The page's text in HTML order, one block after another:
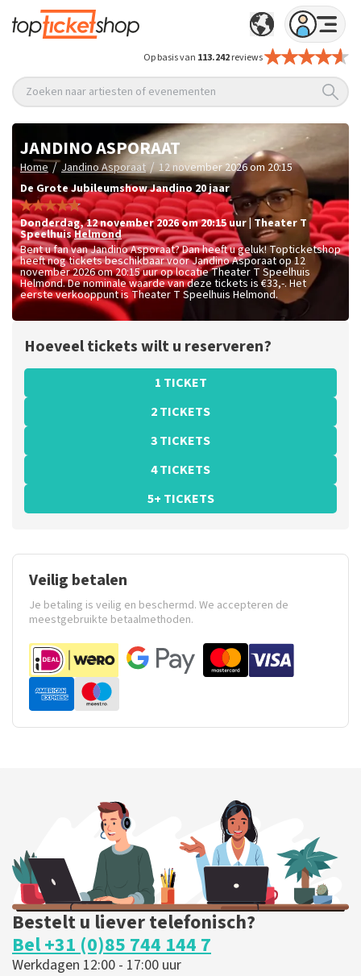
Op basis van 113.242reviews
Zoeken naar artiesten of evenementen
JANDINO ASPORAAT
Home / Jandino Asporaat / 12 november 2026 om 20:15
De Grote Jubileumshow Jandino 20 jaar
donderdag,12 november 2026 om 20:15uur Theater T
SpeelhuisHelmond
Bent u fan van Jandino Asporaat? Dan heeft u geluk! Topticketshop
heeft nog tickets beschikbaar voor Jandino Asporaat op 12
november 2026 om 20:15 uur op locatie Theater T Speelhuis
Helmond. De nominale waarde van deze tickets is€33,-. Het
eerste verkooppunt is Theater T Speelhuis Helmond.
Hoeveel tickets wilt u reserveren?
1 TICKET
2 TICKETS
3 TICKETS
4 TICKETS
5+ TICKETS
Veilig betalen
Je betaling is veilig en beschermd. We accepteren de
meestgebruikte betaalmethoden.
Bestelt u liever telefonisch?
Bel +31 (0)85 744 144 7
Werkdagen 12:00 - 17:00 uur